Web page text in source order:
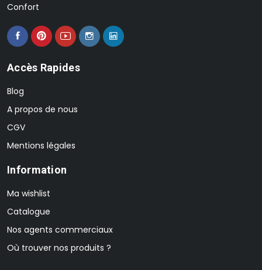
Confort
Accès Rapides
Blog
A propos de nous
CGV
Mentions légales
Information
Ma wishlist
Catalogue
Nos agents commerciaux
Où trouver nos produits ?